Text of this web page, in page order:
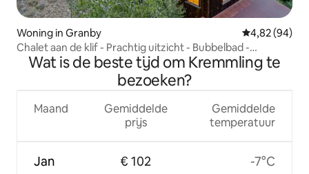
Woning in Granby Gemiddelde
4,82 (94)
Chalet aan de klif - Prachtig uitzicht - Bubbelbad -
Stapelbedden
Wat is de beste tijd om Kremmling te
bezoeken?
Maand
Jan
Gemiddelde
prijs
€ 102
Gemiddelde
temperatuur
-7°C